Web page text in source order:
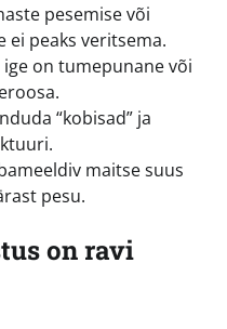
pesemise või
ei peaks veritsema.
ige on tumepunane või
“kobisad” ja
maitse suus
pesu.
on ravi